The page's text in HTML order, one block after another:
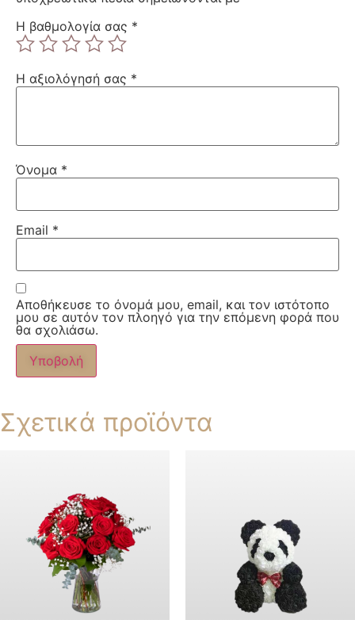
Η βαθμολογία σας *
Η αξιολόγησή σας *
Όνομα *
Email *
Αποθήκευσε το όνομά μου, email, και τον ιστότοπο
μου σε αυτόν τον πλοηγό για την επόμενη φορά που
θα σχολιάσω.
Σχετικά προϊόντα